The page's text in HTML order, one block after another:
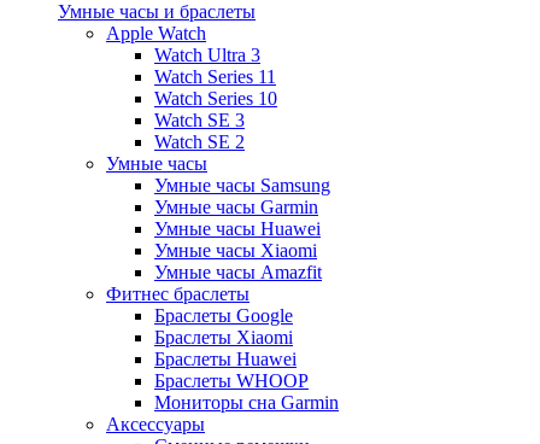
Умные часы и браслеты
Apple Watch
Watch Ultra 3
Watch Series 11
Watch Series 10
Watch SE 3
Watch SE 2
Умные часы
Умные часы Samsung
Умные часы Garmin
Умные часы Huawei
Умные часы Xiaomi
Умные часы Amazfit
Фитнес браслеты
Браслеты Google
Браслеты Xiaomi
Браслеты Huawei
Браслеты WHOOP
Мониторы сна Garmin
Аксессуары